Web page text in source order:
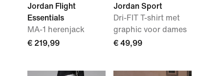
Jordan Flight
Essentials
MA-1 herenjack
€ 219,99
Jordan Sport
Dri-FIT T-shirt met
graphic voor dames
€ 49,99